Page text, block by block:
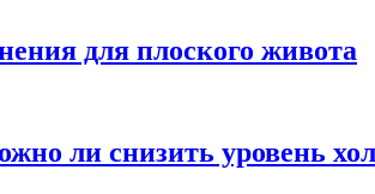
для плоского живота
ли снизить уровень